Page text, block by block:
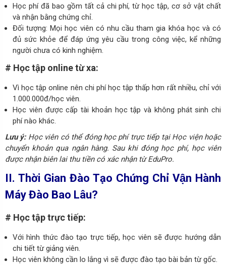
Học phí đã bao gồm tất cả chi phí, từ học tập, cơ sở vật chất
và nhận bằng chứng chỉ.
Đối tượng: Mọi học viên có nhu cầu tham gia khóa học và có
đủ sức khỏe để đáp ứng yêu cầu trong công việc, kể những
người chưa có kinh nghiệm.
# Học tập online từ xa:
Vì học tập online nên chi phí học tập thấp hơn rất nhiều, chỉ với
1.000.000đ/học viên.
Học viên được cấp tài khoản học tập và không phát sinh chi
phí nào khác.
Lưu ý:Học viên có thể đóng học phí trực tiếp tại Học viện hoặc
chuyển khoản qua ngân hàng. Sau khi đóng học phí, học viên
được nhận biên lai thu tiền có xác nhận từ EduPro.
II. Thời Gian Đào Tạo Chứng Chỉ Vận Hành
Máy Đào Bao Lâu?
# Học tập trực tiếp:
Với hình thức đào tạo trực tiếp, học viên sẽ được hướng dẫn
chi tiết từ giảng viên.
Học viên không cần lo lắng vì sẽ được đào tạo bài bản từ gốc.